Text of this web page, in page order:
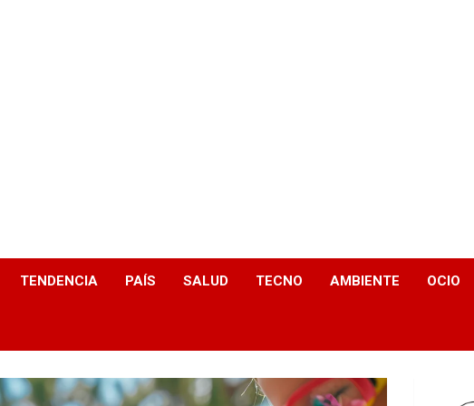
TENDENCIA PAÍS SALUD TECNO AMBIENTE OCIO